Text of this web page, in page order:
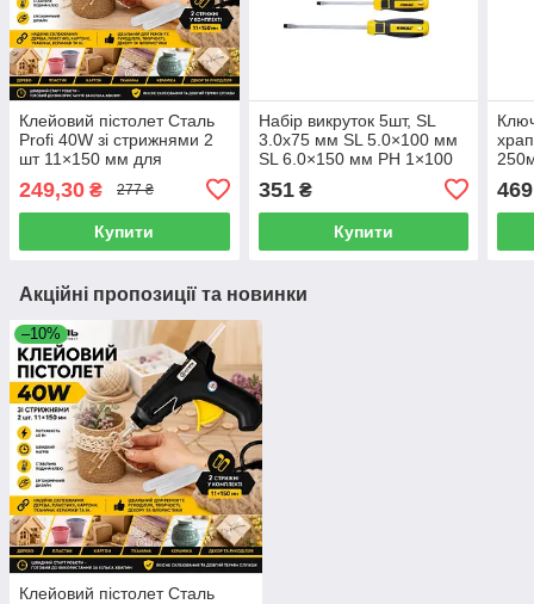
Клейовий пістолет Сталь
Profi 40W зі стрижнями 2
шт 11×150 мм для
декору арт. 79399
249,30 ₴ 277 ₴
Купити
Набір викруток 5шт, SL
3.0х75 мм SL 5.0×100 мм
SL 6.0×150 мм PH 1×100
Mega SIGMA (4009021)
351₴
Купити
Акційні пропозиції та новинки
–10%
Клейовий пістолет Сталь